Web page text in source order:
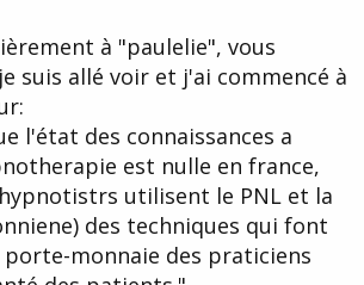
e
à "paulelie", vous
suis allé voir et j'ai commencé à
l'état des connaissances a
est nulle en france,
utilisent le PNL et la
des techniques qui font
porte-monnaie des praticiens